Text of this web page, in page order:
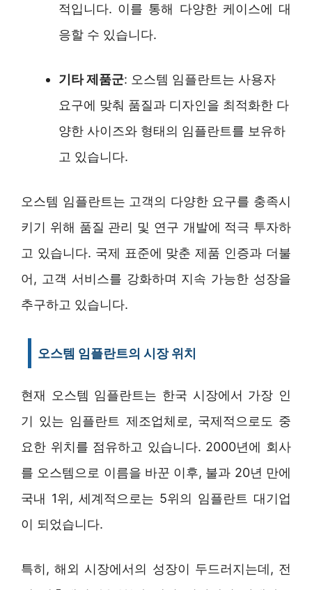
적입니다. 이를 통해 다양한 케이스에 대
응할 수 있습니다.
기타 제품군: 오스템 임플란트는 사용자
요구에 맞춰 품질과 디자인을 최적화한 다
양한 사이즈와 형태의 임플란트를 보유하
고 있습니다.
오스템 임플란트는 고객의 다양한 요구를 충족시
키기 위해 품질 관리 및 연구 개발에 적극 투자하
고 있습니다. 국제 표준에 맞춘 제품 인증과 더불
어, 고객 서비스를 강화하며 지속 가능한 성장을
추구하고 있습니다.
오스템 임플란트의 시장 위치
현재 오스템 임플란트는 한국 시장에서 가장 인
기 있는 임플란트 제조업체로, 국제적으로도 중
요한 위치를 점유하고 있습니다. 2000년에 회사
를 오스템으로 이름을 바꾼 이후, 불과 20년 만에
국내 1위, 세계적으로는 5위의 임플란트 대기업
이 되었습니다.
특히, 해외 시장에서의 성장이 두드러지는데, 전